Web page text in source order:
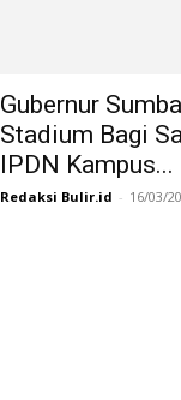
Gubernur
Stadium Bagi
IPDN Kampus...
Redaksi Bulir.id - 16/03/